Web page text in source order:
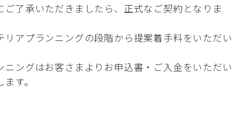
ご了承いただきましたら、正式なご契約となりま
リアプランニングの段階から提案着手料をいただい
ニングはお客さまよりお申込書・ご入金をいただい
す。